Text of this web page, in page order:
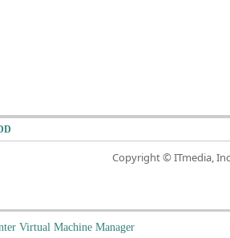
Copyright © ITmedia,
Virtual Machine Manager